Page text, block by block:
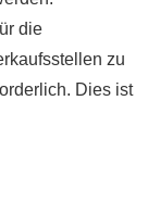
die
zu
Dies ist